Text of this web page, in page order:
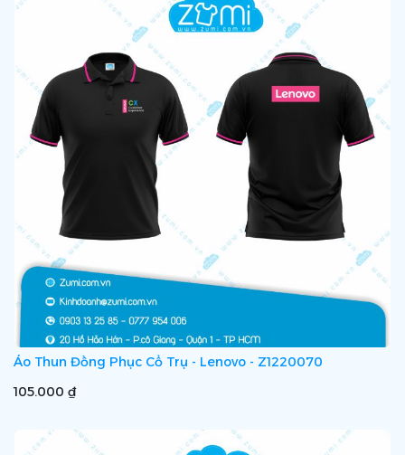
Áo Thun Đồng Phục Cổ Trụ - Lenovo - Z1220070
105.000 ₫